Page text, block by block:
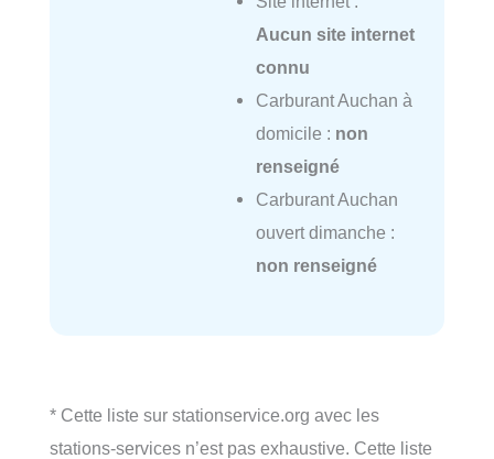
Aucun site internet
connu
Carburant Auchan à
domicile : non
renseigné
Carburant Auchan
ouvert dimanche :
non renseigné
* Cette liste sur stationservice.org avec les
stations-services n’est pas exhaustive. Cette liste